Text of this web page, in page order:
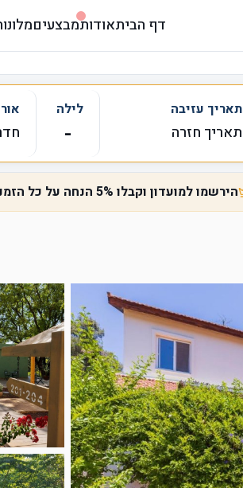
דף הביתאודותמבצעים
תאריך עזיבה
תאריך חזרה
לילה
- חדר
הירשמו למועדון וקבלו 5% הנחה על כל הזמנה